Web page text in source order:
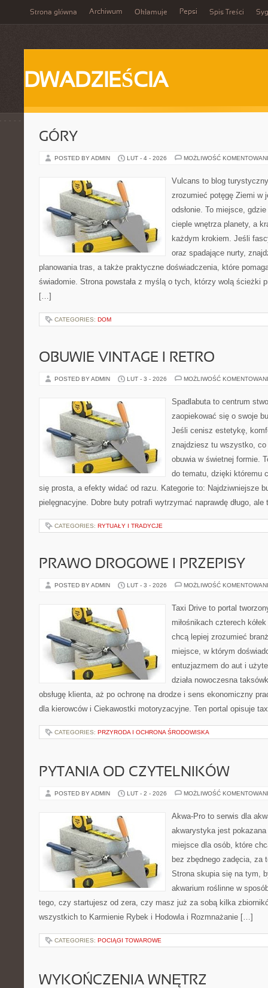
Strona główna Archiwum Okłamuje Pepsi Spis Treści
DWADZIEŚCIA
GÓRY
POSTED BY ADMIN LUT - 4 - 2026 MOŻLIWOŚĆ
Vulcans to blog
zrozumieć potęgę Ziemi w
odsłonie. To miejsce,
cieple wnętrza planety, a
każdym krokiem. Jeśli
oraz spadające nurty,
planowania tras, a także praktyczne doświadczenia, które
świadomie. Strona powstała z myślą o tych, którzy wolą ścieżki
[…]
CATEGORIES: DOM
OBUWIE VINTAGE I RETRO
POSTED BY ADMIN LUT - 3 - 2026 MOŻLIWOŚĆ
Spadlabuta to centrum
zaopiekować się o swoje
Jeśli cenisz estetykę,
znajdziesz tu wszystko, co
obuwia w świetnej formie.
do tematu, dzięki któremu
się prosta, a efekty widać od razu. Kategorie to: Najdziwniejsze
pielęgnacyjne. Dobre buty potrafi wytrzymać naprawdę długo,
CATEGORIES: RYTUAŁY I TRADYCJE
PRAWO DROGOWE I PRZEPISY
POSTED BY ADMIN LUT - 3 - 2026 MOŻLIWOŚĆ
Taxi Drive to portal
miłośnikach czterech
chcą lepiej zrozumieć
miejsce, w którym
entuzjazmem do aut i
działa nowoczesna
obsługę klienta, aż po ochronę na drodze i sens ekonomiczny
dla kierowców i Ciekawostki motoryzacyjne. Ten portal opisuje
CATEGORIES: PRZYRODA I OCHRONA ŚRODOWISKA
PYTANIA OD CZYTELNIKÓW
POSTED BY ADMIN LUT - 2 - 2026 MOŻLIWOŚĆ
Akwa-Pro to serwis dla
akwarystyka jest
miejsce dla osób, które
bez zbędnego zadęcia, za
Strona skupia się na tym,
akwarium roślinne w
tego, czy startujesz od zera, czy masz już za sobą kilka
wszystkich to Karmienie Rybek i Hodowla i Rozmnażanie […]
CATEGORIES: POCIĄGI TOWAROWE
WYKOŃCZENIA WNĘTRZ